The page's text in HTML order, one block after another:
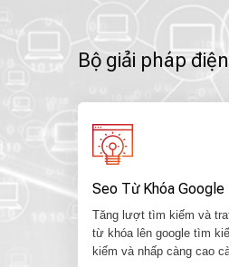
Bộ giải pháp
Seo Từ Khóa Google
Tăng lượt tìm kiếm và
từ khóa lên google tìm
kiếm và nhấp càng cao